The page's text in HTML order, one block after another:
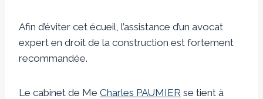
Afin d’éviter cet écueil, l’assistance d’un avocat
expert en droit de la construction est fortement
recommandée.
Le cabinet de Me Charles PAUMIER se tient à